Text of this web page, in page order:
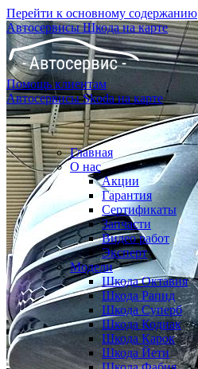
Перейти к основному содержанию
Автосервисы Шкода на карте
Помощь клиентам
Автосервисы Skoda на карте
Главная
О нас
Акции
Гарантия
Сертификаты
Запчасти
Видео работ
Эксперт
Модели
Шкода Октавия
Шкода Рапид
Шкода Суперб
Шкода Кодиак
Шкода Карок
Шкода Йети